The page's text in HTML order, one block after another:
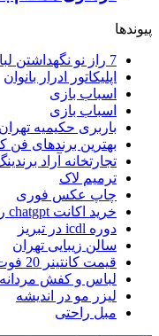
پیوندها
7 راز نو نگهداشتن لباس
اپلیکاتور ادرار بانوان
اسباب بازی
اسباب بازی
باربری حکیمیه تهران
بهترین برندهای فن
تجارتخانه آراد
ترمیم لاک
چاپ عکس فوری
خرید اکانت chatgpt روی ایمیل شخصی
دوره icdl در تبریز
سالن زیبایی تهران
قیمت کانتینر 20 فوت
لباس و کفش مردانه
لیزر مو در اندیشه
مبل راحتی